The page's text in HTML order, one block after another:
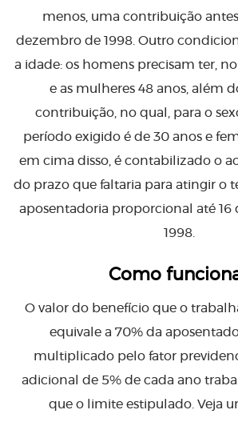
menos, uma contribuição
dezembro de 1998. Outro
a idade: os homens precisam ter,
e as mulheres 48 anos, além
contribuição, no qual, para o
período exigido é de 30 anos e
em cima disso, é contabilizado o
do prazo que faltaria para atingir o
aposentadoria proporcional até 16
1998.
Como
O valor do benefício que o
equivale a 70% da
multiplicado pelo fator
adicional de 5% de cada ano
que o limite estipulado. Veja